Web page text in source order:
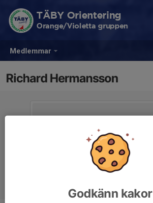
Medlemmar
TÄBY Orientering
Orange/Violetta gruppen
Richard Hermansson
Godkänn kakor